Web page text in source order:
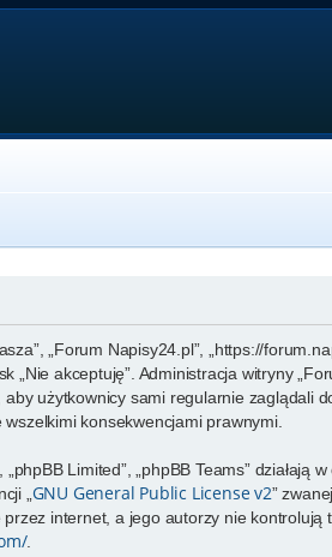
„Forum Napisy24.pl”, „https://
akceptuję”. Administracja witryny
użytkownicy sami regularnie zaglądali
konsekwencjami prawnymi.
„phpBB Limited”, „phpBB Teams”
„ GNU General Public License v2”
przez internet, a jego autorzy nie
.